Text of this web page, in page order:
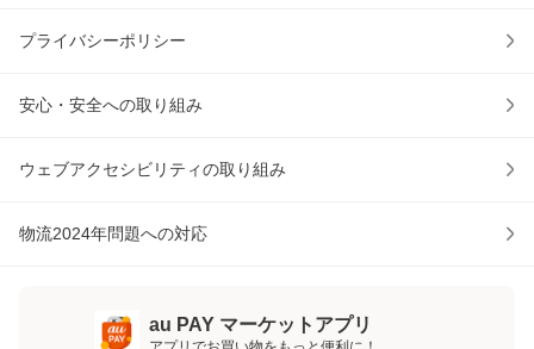
プライバシーポリシー
安心・安全への取り組み
ウェブアクセシビリティの取り組み
物流2024年問題への対応
au PAY マーケットアプリ